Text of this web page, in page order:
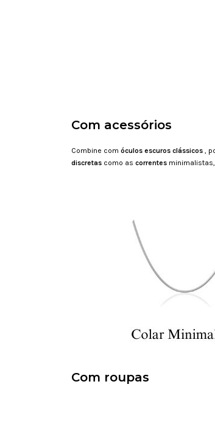
Com acessórios
Combine com óculos escuros clássicos ,
discretas como as correntes
Com roupas